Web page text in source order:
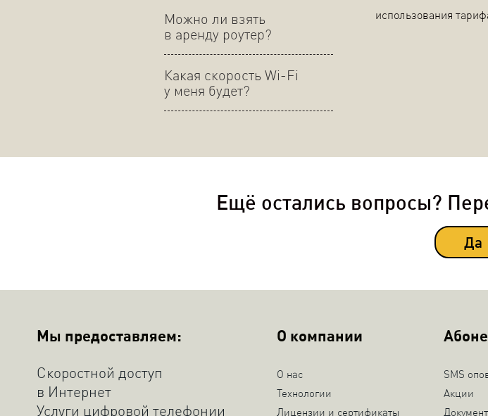
Можно ли взять
в аренду роутер?
Какая скорость Wi-Fi
у меня будет?
использования
Ещё остались вопросы?
Да
Мы предоставляем:
Скоростной доступ
в Интернет
Услуги цифровой телефонии
О компании
О нас
Технологии
Лицензии и сертификаты
SMS
Акции